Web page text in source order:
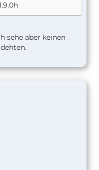
sehe aber keinen